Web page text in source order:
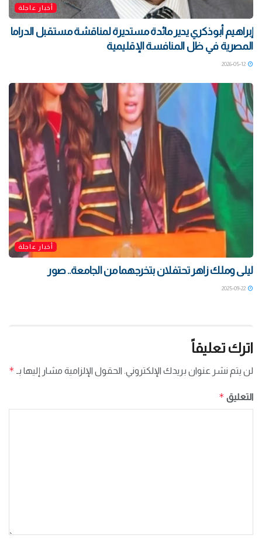
أخبار عاجلة
إبراهيم أبوذكري يدير مائدة مستديرة لمناقشة مستقبل الدراما
المصرية في ظل المنافسة الإقليمية
2026-05-12
أخبار عاجلة
ليلى وملك زاهر تحتفلان بتخرجهما من الجامعة.. صور
2025-09-22
اترك تعليقاً
لن يتم نشر عنوان بريدك الإلكتروني. الحقول الإلزامية مشار إليها بـ*
التعليق*